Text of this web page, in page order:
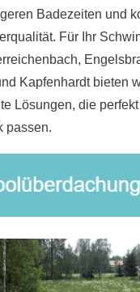
Badezeiten und
Für Ihr
Kapfenhardt bieten
Lösungen, die
passen.